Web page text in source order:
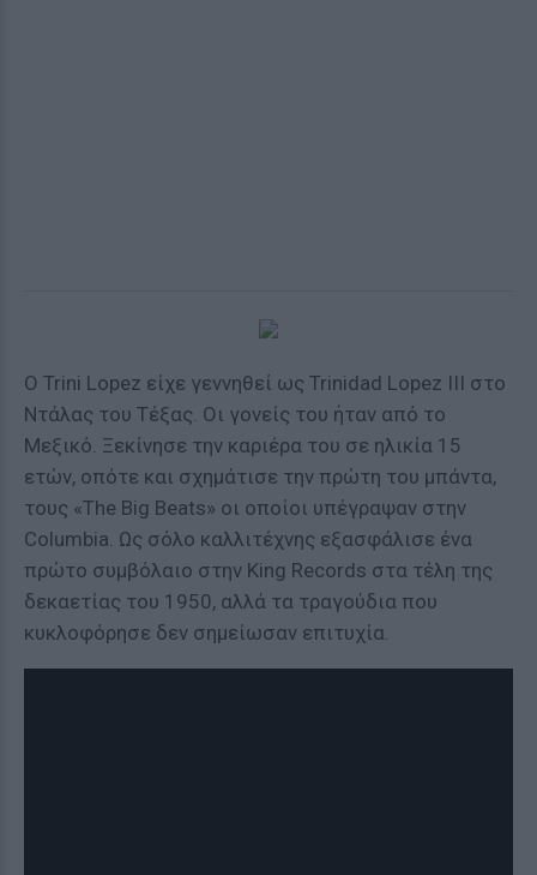
Ο Trini Lopez είχε γεννηθεί ως Trinidad Lopez III στο
Ντάλας του Τέξας. Οι γονείς του ήταν από το
Μεξικό. Ξεκίνησε την καριέρα του σε ηλικία 15
ετών, οπότε και σχημάτισε την πρώτη του μπάντα,
τους «The Big Beats» οι οποίοι υπέγραψαν στην
Columbia. Ως σόλο καλλιτέχνης εξασφάλισε ένα
πρώτο συμβόλαιο στην King Records στα τέλη της
δεκαετίας του 1950, αλλά τα τραγούδια που
κυκλοφόρησε δεν σημείωσαν επιτυχία.